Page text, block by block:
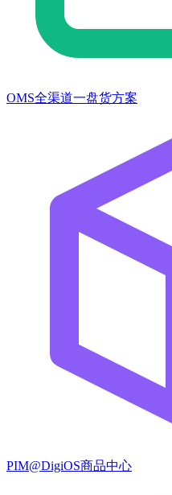
OMS全渠道一盘货方案
PIM@DigiOS商品中心